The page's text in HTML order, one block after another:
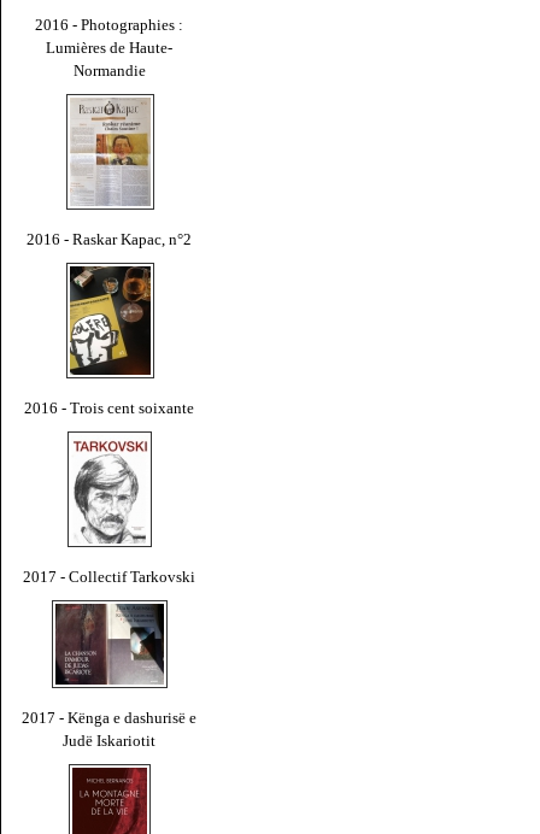
2016 - Photographies :
Lumières de Haute-
Normandie
2016 - Raskar Kapac, n°2
2016 - Trois cent soixante
2017 - Collectif Tarkovski
2017 - Kënga e dashurisë e
Judë Iskariotit